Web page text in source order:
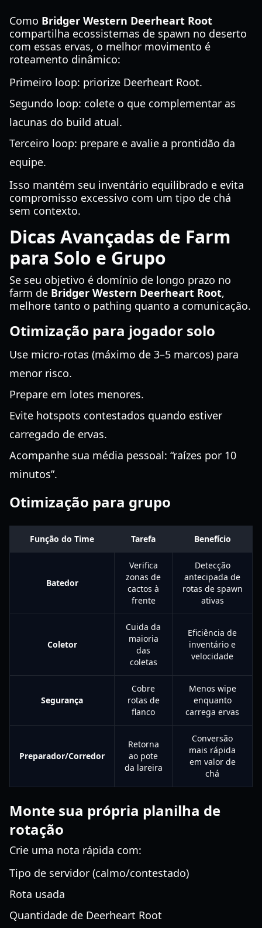
Como Bridger Western Deerheart Root
compartilha ecossistemas de spawn no deserto
com essas ervas, o melhor movimento é
roteamento dinâmico:
Primeiro loop: priorize Deerheart Root.
Segundo loop: colete o que complementar as
lacunas do build atual.
Terceiro loop: prepare e avalie a prontidão da
equipe.
Isso mantém seu inventário equilibrado e evita
compromisso excessivo com um tipo de chá
sem contexto.
Dicas Avançadas de Farm
para Solo e Grupo
Se seu objetivo é domínio de longo prazo no
farm de Bridger Western Deerheart Root,
melhore tanto o pathing quanto a comunicação.
Otimização para jogador solo
Use micro-rotas (máximo de 3–5 marcos) para
menor risco.
Prepare em lotes menores.
Evite hotspots contestados quando estiver
carregado de ervas.
Acompanhe sua média pessoal: “raízes por 10
minutos”.
Otimização para grupo
Função do Time Tarefa Benefício
Batedor
Verifica
zonas de
cactos à
frente
Detecção
antecipada de
rotas de spawn
ativas
Coletor
Cuida da
maioria
das
coletas
Eficiência de
inventário e
velocidade
Segurança
Cobre
rotas de
flanco
Menos wipe
enquanto
carrega ervas
Preparador/Corredor
Retorna
ao pote
da lareira
Conversão
mais rápida
em valor de
chá
Monte sua própria planilha de
rotação
Crie uma nota rápida com:
Tipo de servidor (calmo/contestado)
Rota usada
Quantidade de Deerheart Root